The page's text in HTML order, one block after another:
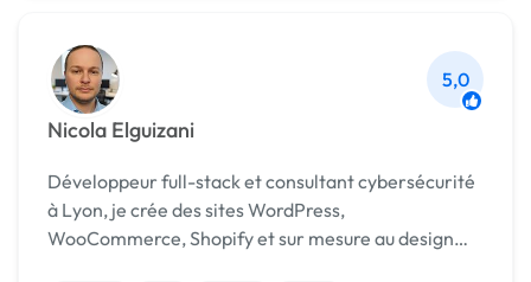
Nicola Elguizani
5,0
Développeur full-stack et consultant cybersécurité
à Lyon, je crée des sites WordPress,
WooCommerce, Shopify et sur mesure au design